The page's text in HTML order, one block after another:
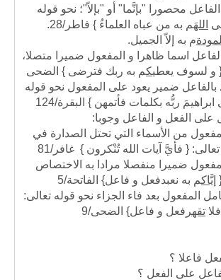
الفاعل محصورا "بإنَّما" أو "بإلاّ"؛ نحو قوله
اللهَم به من عباه العلماءُ } فاطر/28.
م به إلاّ الجميل.
الفاعل اسما ظاهرا و المفعول ضميرا متصلا،
{ و لسوف يعطيكم به ربك فترضى } الضحى
بالفاعل ضمير يعود على المفعول نحو قوله
ابراهيمَ ربُّه بكلمات فأتمهن } البقرة/124
على الفعل و الفاعل وجوبا:
من الأسماء التي تحتل الصدارة في
تعالى: { فأيَّ آيات الله تُنْكرون } غافر/81
ضميرا منفصلا مرادا به الاختصاص
إيَّاكم به نعبدفعل و فاعل} الفاتحة/5
المفعول بعد فاء الجزاء نحو قوله تعالى:
فلا تقهر فعل و فاعل} الضحى/9
فاعلا ؟
على الفعل ؟